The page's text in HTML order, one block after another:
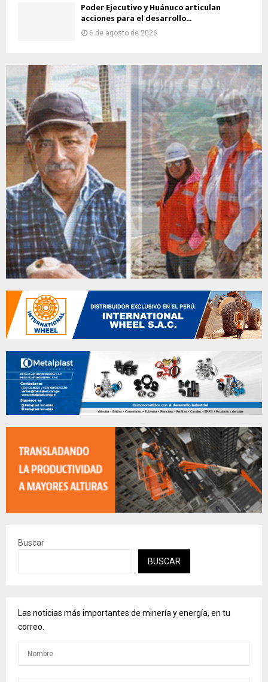
Poder Ejecutivo y Huánuco articulan
acciones para el desarrollo...
6 de agosto de 2026
Buscar
BUSCAR
Las noticias más importantes de minería y energía, en tu
correo.